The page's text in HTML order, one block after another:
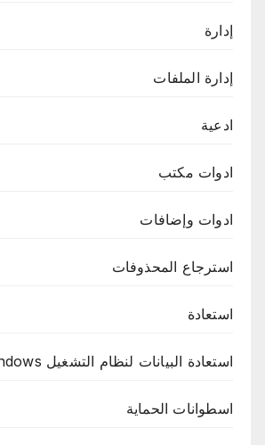
إدارة
إدارة الملفات
ادعية
ادوات مكتب
ادوات وإضافات
استرجاع المحذوفات
استعادة
استعادة البيانات لنظام التشغيل Mac Windows
اسطوانات الحماية